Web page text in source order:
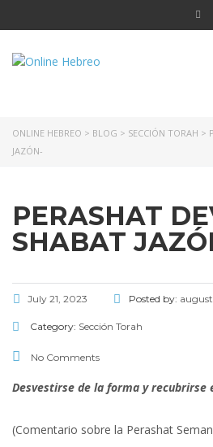
ONLINE HEBREO > BLOG > SECCIÓN TORAH >
JAZÓN-
PERASHAT
SHABAT
July 21, 2023 Posted by:
Category: Sección Torah
No Comments
Desvestirse de la forma y recubrirse
(Comentario sobre la Perashat